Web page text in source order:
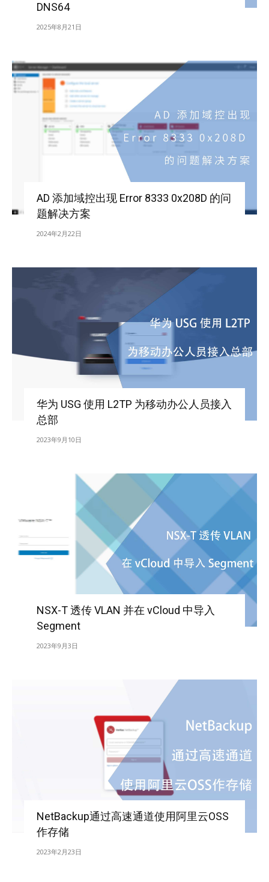
DNS64
2025年8月21日
AD 添加域控出现 Error 8333 0x208D 的问
题解决方案
2024年2月22日
华为 USG 使用 L2TP 为移动办公人员接入
总部
2023年9月10日
NSX-T 透传 VLAN 并在 vCloud 中导入
Segment
2023年9月3日
NetBackup通过高速通道使用阿里云OSS
作存储
2023年2月23日